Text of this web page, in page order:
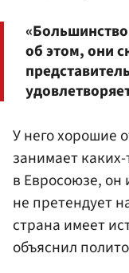
об этом, они
У него хорошие
занимает
в Евросоюзе, он
не претендует
страна имеет
объяснил